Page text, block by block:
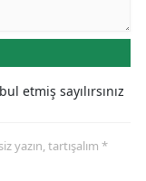
etmiş sayılırsınız
yazın, tartışalım *